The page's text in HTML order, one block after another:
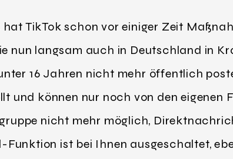
TikTok schon vor einiger Zeit
nun langsam auch in Deutschland in
16 Jahren nicht mehr öffentlich
und können nur noch von den eigenen
nicht mehr möglich,
ist bei Ihnen ausgeschaltet,